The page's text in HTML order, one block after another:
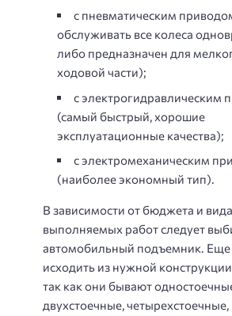
с пневматическим
обслуживать все колеса
либо предназначен для
ходовой части);
с электрогидравлическим
(самый быстрый, хорошие
эксплуатационные качества);
с электромеханическим
(наиболее экономный тип).
В зависимости от бюджета и вида
выполняемых работ следует
автомобильный подъемник.
исходить из нужной
так как они бывают
двухстоечные, четырехстоечные,